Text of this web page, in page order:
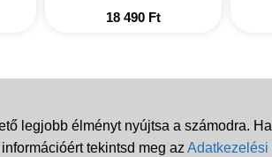
18 490 Ft
legjobb élményt nyújtsa a számodra.
tekintsd meg az Adatkezelési